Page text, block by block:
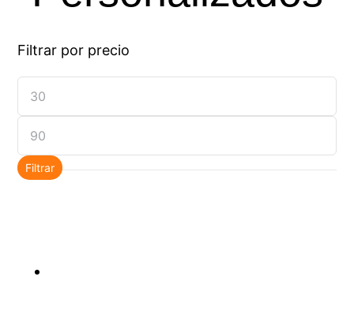
Filtrar por precio
Precio
mínimo
Precio
máximo
Filtrar